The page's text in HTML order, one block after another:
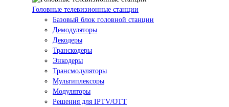
Головные телевизионные станции
Базовый блок головной станции
Демодуляторы
Декодеры
Транскодеры
Энкодеры
Трансмодуляторы
Мультиплексоры
Модуляторы
Решения для IPTV/OTT